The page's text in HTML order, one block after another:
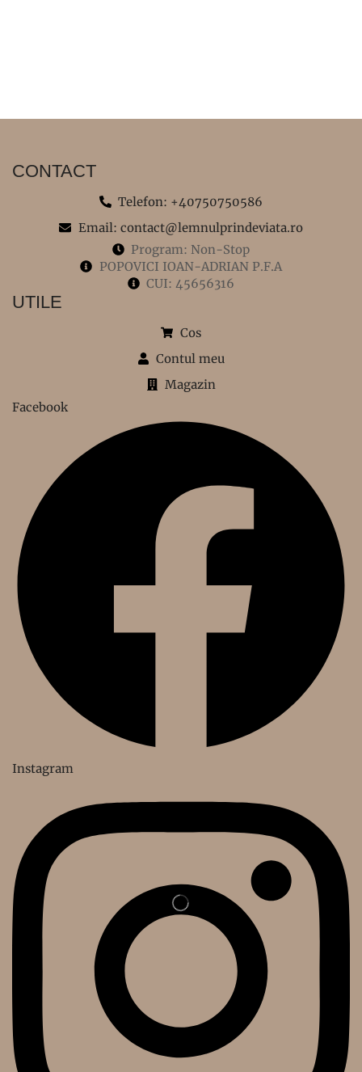
CONTACT
Telefon: +40750750586
Email: contact@lemnulprindeviata.ro
Program: Non-Stop
POPOVICI IOAN-ADRIAN P.F.A
CUI: 45656316
UTILE
Cos
Contul meu
Magazin
Facebook
Instagram